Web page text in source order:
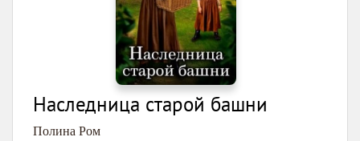
Наследница старой башни
Полина Ром